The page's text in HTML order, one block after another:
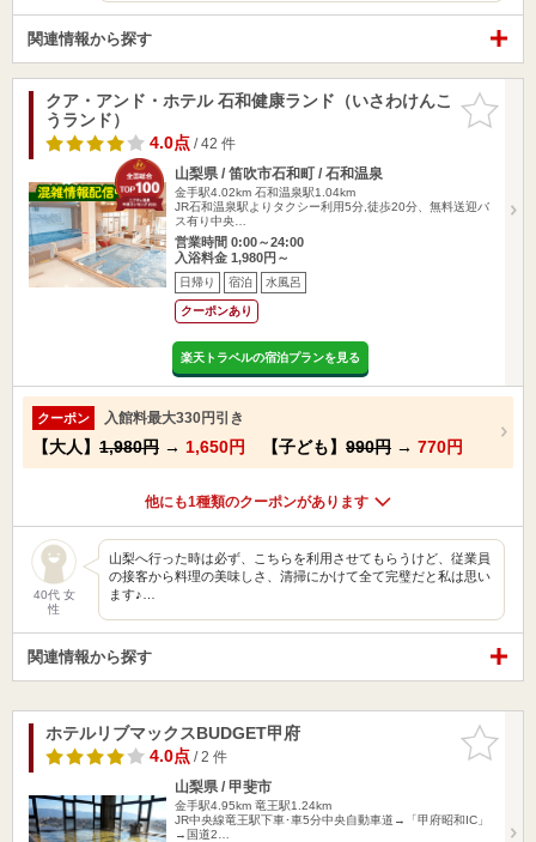
関連情報から探す
お気に入
りに追加
クア・アンド・ホテル 石和健康ランド（いさわけんこ
うランド）
4.0点/ 42 件
山梨県 / 笛吹市石和町 / 石和温泉
金手駅4.02km 石和温泉駅1.04km
JR石和温泉駅よりタクシー利用5分,徒歩20分、無料送迎バ
ス有り中央…
営業時間 0:00～24:00
入浴料金 1,980円～
日帰り 宿泊 水風呂
クーポンあり
楽天トラベルの宿泊プランを見る
クーポン 入館料最大330円引き
【大人】 1,980円 → 1,650円 【子ども】 990円 → 770円
他にも1種類のクーポンがあります
40代 女
性
山梨へ行った時は必ず、こちらを利用させてもらうけど、従業員
の接客から料理の美味しさ、清掃にかけて全て完璧だと私は思い
ます♪…
関連情報から探す
お気に入
りに追加
ホテルリブマックスBUDGET甲府
4.0点/ 2 件
山梨県 / 甲斐市
金手駅4.95km 竜王駅1.24km
JR中央線竜王駅下車･車5分中央自動車道→「甲府昭和IC」
→国道2…